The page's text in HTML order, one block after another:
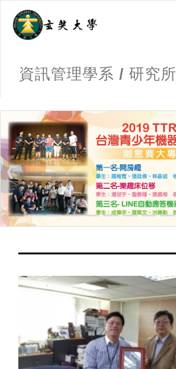
資訊管理學系 / 研究所